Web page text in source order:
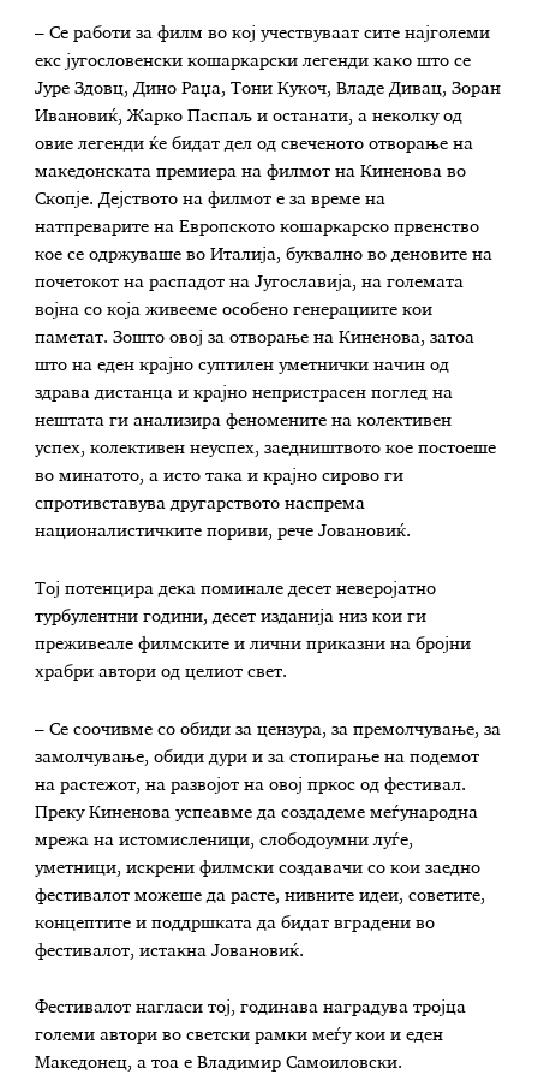
– Се работи за филм во кој учествуваат сите најголеми
екс југословенски кошаркарски легенди како што се
Јуре Здовц, Дино Раџа, Тони Кукоч, Владе Дивац, Зоран
Ивановиќ, Жарко Паспаљ и останати, а неколку од
овие легенди ќе бидат дел од свеченото отворање на
македонската премиера на филмот на Киненова во
Скопје. Дејството на филмот е за време на
натпреварите на Европското кошаркарско првенство
кое се одржуваше во Италија, буквално во деновите на
почетокот на распадот на Југославија, на големата
војна со која живееме особено генерациите кои
паметат. Зошто овој за отворање на Киненова, затоа
што на еден крајно суптилен уметнички начин од
здрава дистанца и крајно непристрасен поглед на
нештата ги анализира феномените на колективен
успех, колективен неуспех, заедништвото кое постоеше
во минатото, а исто така и крајно сирово ги
спротивставува другарството наспрема
националистичките пориви, рече Јовановиќ.
Тој потенцира дека поминале десет неверојатно
турбулентни години, десет изданија низ кои ги
преживеале филмските и лични приказни на бројни
храбри автори од целиот свет.
– Се соочивме со обиди за цензура, за премолчување, за
замолчување, обиди дури и за стопирање на подемот
на растежот, на развојот на овој пркос од фестивал.
Преку Киненова успеавме да создадеме меѓународна
мрежа на истомисленици, слободоумни луѓе,
уметници, искрени филмски создавачи со кои заедно
фестивалот можеше да расте, нивните идеи, советите,
концептите и поддршката да бидат вградени во
фестивалот, истакна Јовановиќ.
Фестивалот нагласи тој, годинава наградува тројца
големи автори во светски рамки меѓу кои и еден
Македонец, а тоа е Владимир Самоиловски.